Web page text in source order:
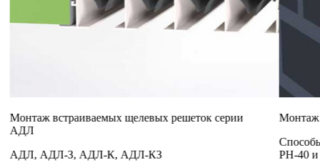
Монтаж встраиваемых щелевых решеток серии
АДЛ
АДЛ, АДЛ-З, АДЛ-К, АДЛ-КЗ
Монтаж
РН-40 и